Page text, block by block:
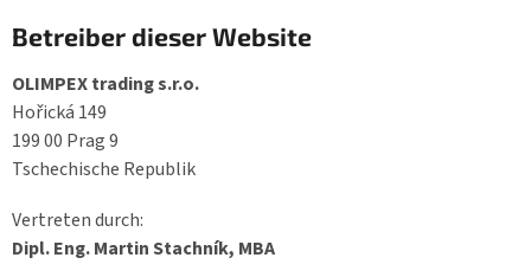
Betreiber dieser Website
OLIMPEX trading s.r.o.
Hořická 149
199 00 Prag 9
Tschechische Republik
Vertreten durch:
Dipl. Eng. Martin Stachník, MBA